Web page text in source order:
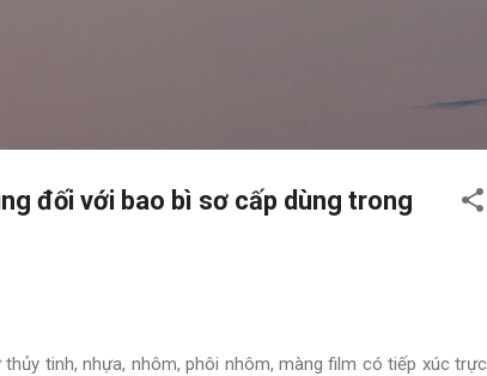
đối với bao bì sơ cấp dùng trong
tinh, nhựa, nhôm, phôi nhôm, màng film có tiếp xúc trực